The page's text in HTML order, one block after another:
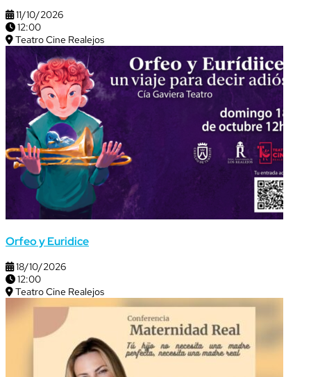
11/10/2026
12:00
Teatro Cine Realejos
Orfeo y Euridice
18/10/2026
12:00
Teatro Cine Realejos